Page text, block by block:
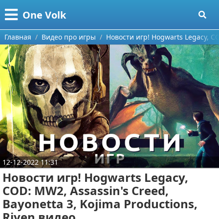
One Volk
Меню
Главная
Категории
Видео приколы
Видео про игры
Видео про автомобили
Ремонт автомобиля
Видео про путешествия
Тест-драйв
aliexpress
ebay
Поиск
О проекте
Контакты
Сотрудничество
Размещение рекламы
Для правообладателей
Условия предоставления информации
Главная Видео про игры Новости игр! Hogwarts Legacy,
12-12-2022 11:31
Новости игр! Hogwarts Legacy,
COD: MW2, Assassin's Creed,
Bayonetta 3, Kojima Productions,